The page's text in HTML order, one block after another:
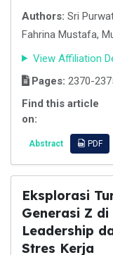
Authors: Sri
Fahrina Mustafa,
View Affiliation
Pages: 2370-
Find this article
on:
Abstract PDF
Eksplorasi
Generasi Z
Leadership
Stres Kerja